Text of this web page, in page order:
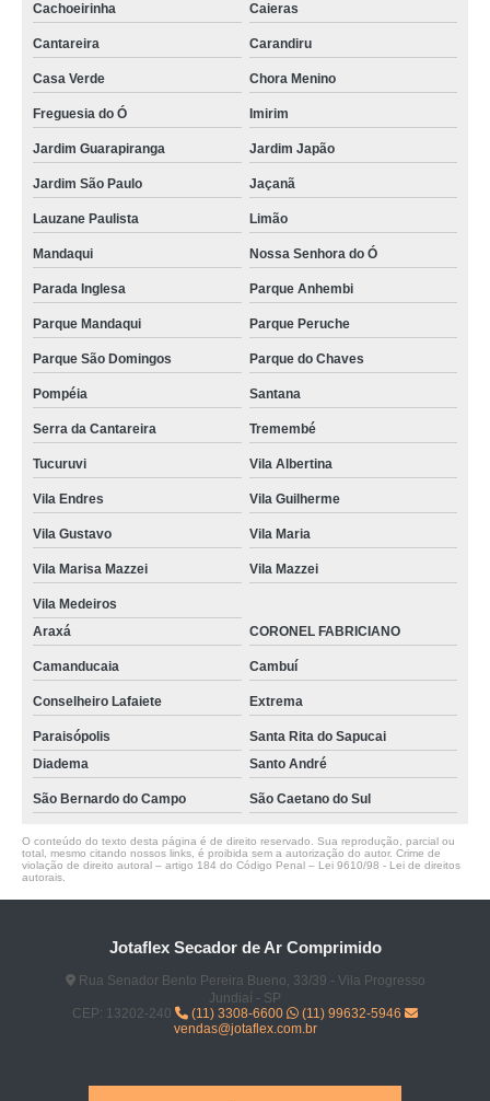
Cachoeirinha Caieras
Cantareira Carandiru
Casa Verde Chora Menino
Freguesia do Ó Imirim
Jardim Guarapiranga Jardim Japão
Jardim São Paulo Jaçanã
Lauzane Paulista Limão
Mandaqui Nossa Senhora do Ó
Parada Inglesa Parque Anhembi
Parque Mandaqui Parque Peruche
Parque São Domingos Parque do Chaves
Pompéia Santana
Serra da Cantareira Tremembé
Tucuruvi Vila Albertina
Vila Endres Vila Guilherme
Vila Gustavo Vila Maria
Vila Marisa Mazzei Vila Mazzei
Vila Medeiros
Araxá
CORONEL FABRICIANO
Camanducaia Cambuí
Conselheiro Lafaiete Extrema
Paraisópolis
Santa Rita do Sapucai
Diadema
Santo André
São Bernardo do Campo São Caetano do Sul
O conteúdo do texto desta página é de direito reservado. Sua reprodução, parcial ou
total, mesmo citando nossos links, é proibida sem a autorização do autor. Crime de
violação de direito autoral – artigo 184 do Código Penal – Lei 9610/98 - Lei de direitos
autorais
Jotaflex Secador de Ar Comprimido
Rua Senador Bento Pereira Bueno, 33/39 - Vila Progresso
Jundiaí - SP
CEP: 13202-240
(11) 3308-6600
(11) 99632-5946
vendas@jotaflex.com.br